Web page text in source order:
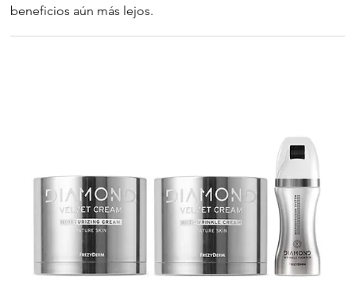
beneficios aún más lejos.